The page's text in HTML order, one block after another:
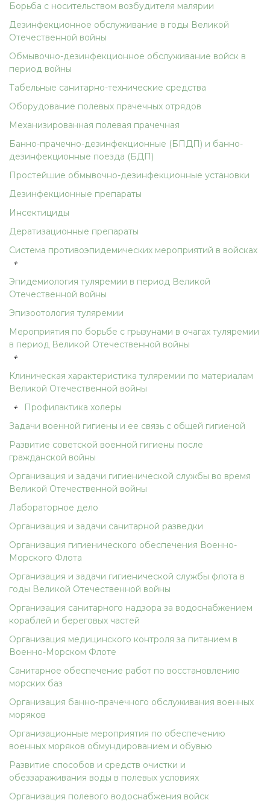
Борьба с носительством возбудителя малярии
Дезинфекционное обслуживание в годы Великой
Отечественной войны
Обмывочно-дезинфекционное обслуживание войск в
период войны
Табельные санитарно-технические средства
Оборудование полевых прачечных отрядов
Механизированная полевая прачечная
Банно-прачечно-дезинфекционные (БПДП) и банно-
дезинфекционные поезда (БДП)
Простейшие обмывочно-дезинфекционные установки
Дезинфекционные препараты
Инсектициды
Дератизационные препараты
Система противоэпидемических мероприятий в войсках
+
Эпидемиология туляремии в период Великой
Отечественной войны
Эпизоотология туляремии
Мероприятия по борьбе с грызунами в очагах туляремии
в период Великой Отечественной войны
+
Клиническая характеристика туляремии по материалам
Великой Отечественной войны
+
Профилактика холеры
Задачи военной гигиены и ее связь с общей гигиеной
Развитие советской военной гигиены после
гражданской войны
Организация и задачи гигиенической службы во время
Великой Отечественной войны
Лабораторное дело
Организация и задачи санитарной разведки
Организация гигиенического обеспечения Военно-
Морского Флота
Организация и задачи гигиенической службы флота в
годы Великой Отечественной войны
Организация санитарного надзора за водоснабжением
кораблей и береговых частей
Организация медицинского контроля за питанием в
Военно-Морском Флоте
Санитарное обеспечение работ по восстановлению
морских баз
Организация банно-прачечного обслуживания военных
моряков
Организационные мероприятия по обеспечению
военных моряков обмундированием и обувью
Развитие способов и средств очистки и
обеззараживания воды в полевых условиях
Организация полевого водоснабжения войск